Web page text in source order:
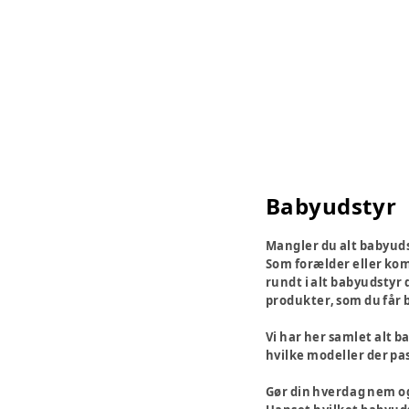
Babyudstyr
Mangler du alt
Som forælder eller
rundt i alt babyudstyr
produkter, som du
Vi har her samlet alt
hvilke modeller der
Gør din hverdag nem